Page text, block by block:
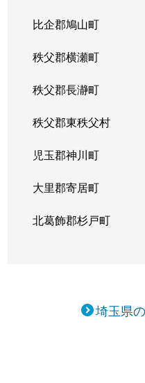
比企郡鳩山町
秩父郡横瀬町
秩父郡長瀞町
秩父郡東秩父村
児玉郡神川町
大里郡寄居町
北葛飾郡杉戸町
埼玉県